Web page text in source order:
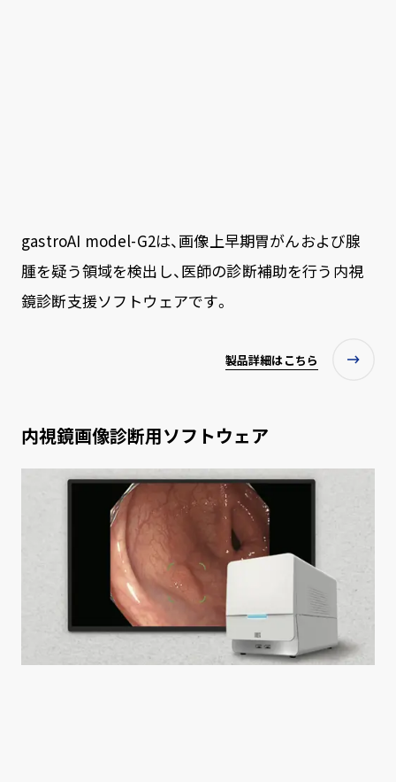
gastroAI model-G2は、画像上早期胃がんおよび腺
腫を疑う領域を検出し、医師の診断補助を行う内視
鏡診断支援ソフトウェアです。
製品詳細はこちら
内視鏡画像診断用ソフトウェア